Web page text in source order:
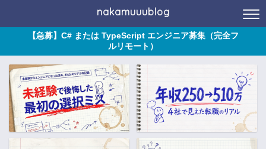
nakamuuublog
【急募】C# または TypeScript エンジニア募集（完全フ
ルリモート）